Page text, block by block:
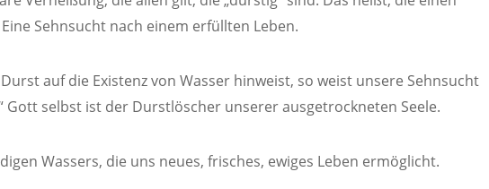
Sehnsucht nach einem erfüllten Leben.
auf die Existenz von Wasser hinweist, so weist unsere Sehnsucht
Gott selbst ist der Durstlöscher unserer ausgetrockneten Seele.
Wassers, die uns neues, frisches, ewiges Leben ermöglicht.